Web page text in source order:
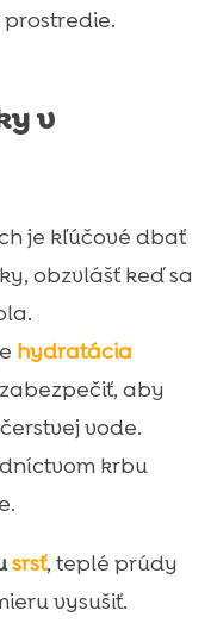
v
je kľúčové dbať
obzvlášť keď sa
hydratácia
aby
vode.
krbu
srsť, teplé prúdy
vysušiť.